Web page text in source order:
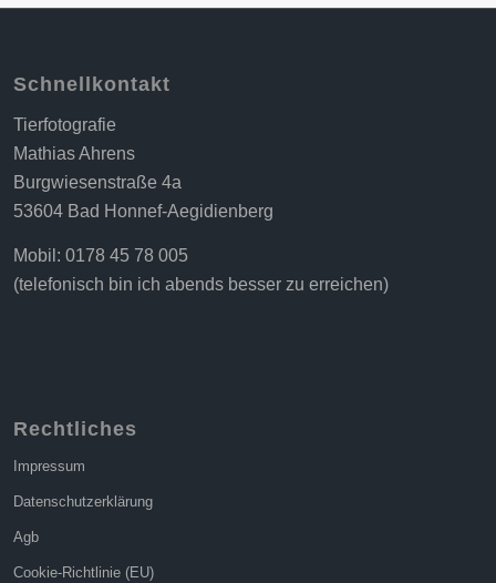
Schnellkontakt
Tierfotografie
Mathias Ahrens
Burgwiesenstraße 4a
53604 Bad Honnef-Aegidienberg
Mobil: 0178 45 78 005
(telefonisch bin ich abends besser zu erreichen)
Rechtliches
Impressum
Datenschutzerklärung
Agb
Cookie-Richtlinie (EU)